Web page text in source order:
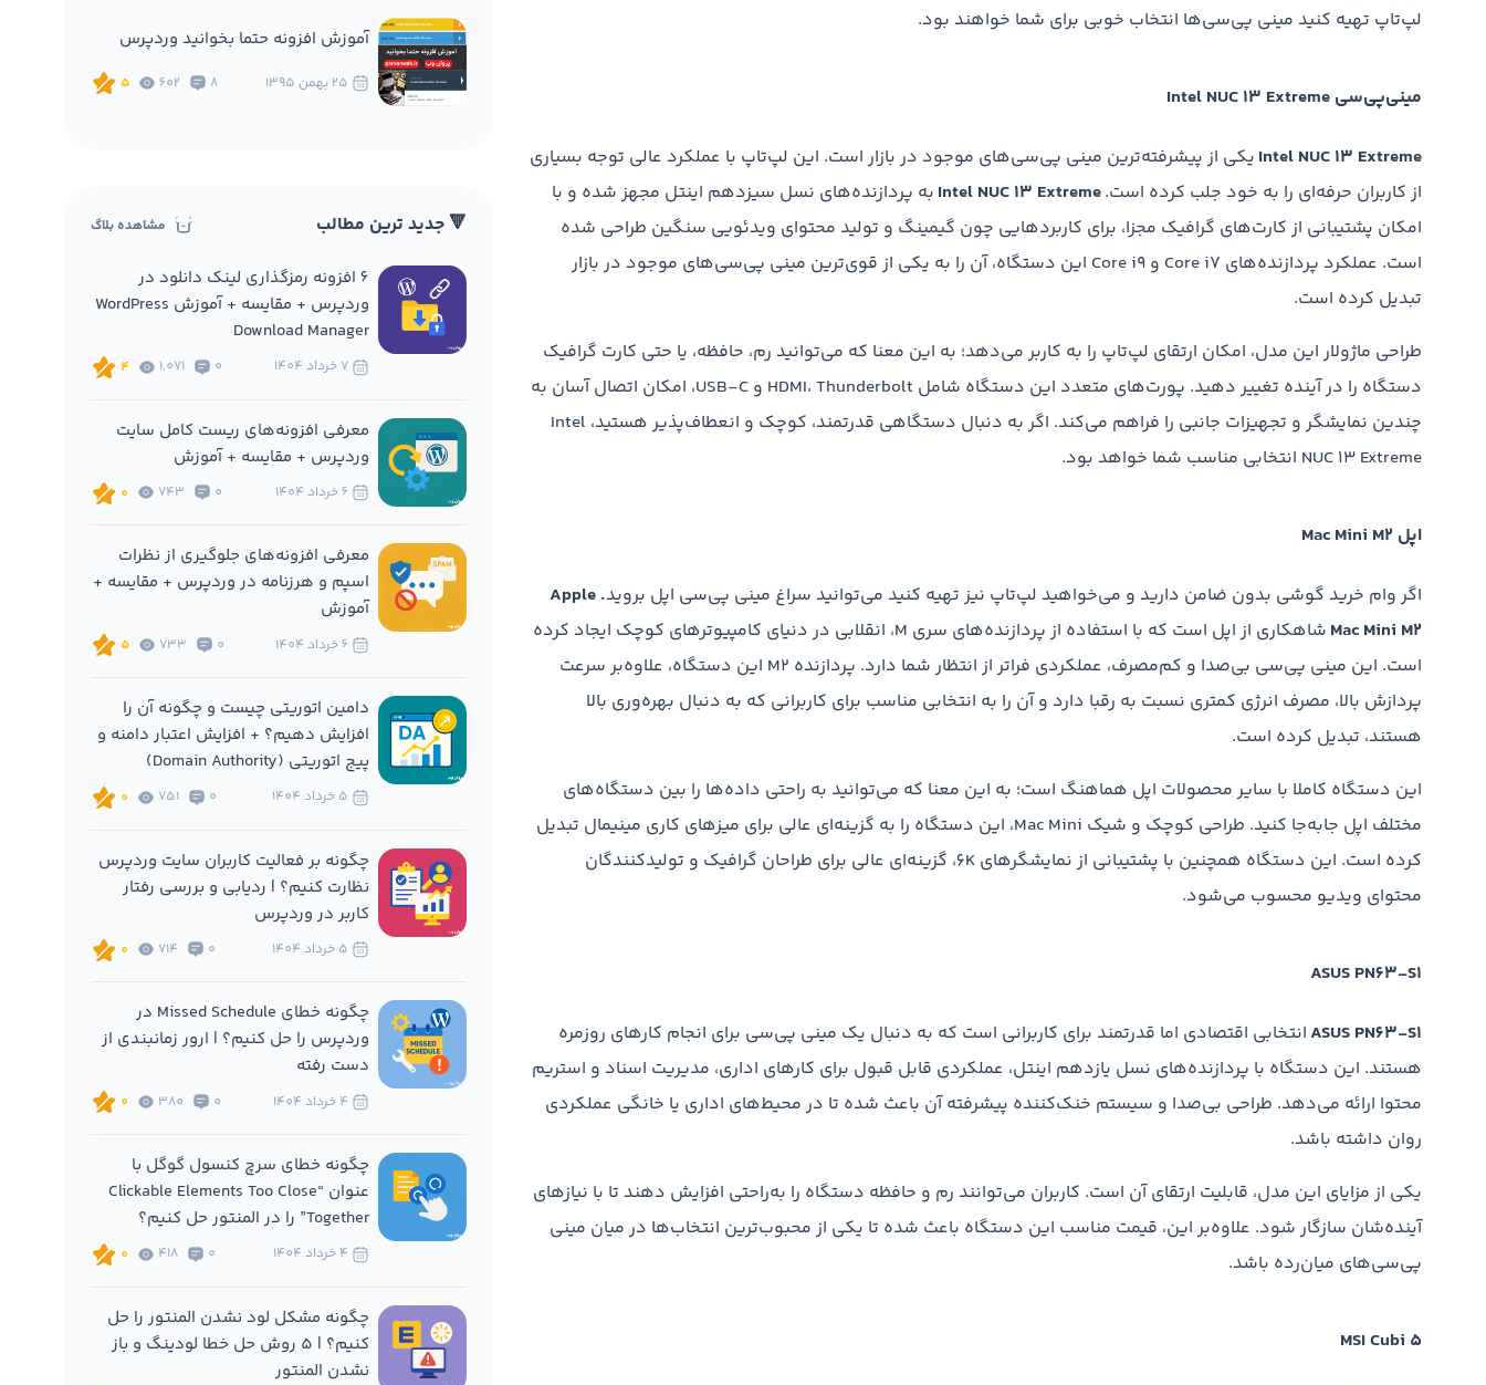
لپ‌تاپ تهیه کنید مینی پی‌سی‌ها انتخاب خوبی برای شما خواهند بود.
مینی‌پی‌سی Intel NUC 13 Extreme
Intel NUC 13 Extreme یکی از پیشرفته‌ترین مینی پی‌سی‌های موجود در بازار است. این لپ‌تاپ با عملکرد عالی توجه بسیاری
از کاربران حرفه‌ای را به خود جلب کرده است.Intel NUC 13 Extreme به پردازنده‌های نسل سیزدهم اینتل مجهز شده و با
امکان پشتیبانی از کارت‌های گرافیک مجزا، برای کاربردهایی چون گیمینگ و تولید محتوای ویدئویی سنگین طراحی شده
است. عملکرد پردازنده‌های Core i7 و Core i9 این دستگاه، آن را به یکی از قوی‌ترین مینی پی‌سی‌های موجود در بازار
تبدیل کرده است.
طراحی ماژولار این مدل، امکان ارتقای لپ‌تاپ را به کاربر می‌دهد؛ به این معنا که می‌توانید رم، حافظه، یا حتی کارت گرافیک
دستگاه را در آینده تغییر دهید. پورت‌های متعدد این دستگاه شامل HDMI، Thunderbolt و USB-C، امکان اتصال آسان به
چندین نمایشگر و تجهیزات جانبی را فراهم می‌کند. اگر به دنبال دستگاهی قدرتمند، کوچک و انعطاف‌پذیر هستید، Intel
NUC 13 Extreme انتخابی مناسب شما خواهد بود.
اپل Mac Mini M2
اگر وام خرید گوشی بدون ضامن دارید و می‌خواهید لپ‌تاپ نیز تهیه کنید می‌توانید سراغ مینی پی‌سی اپل بروید . Apple
Mac Mini M2
شاهکاری از اپل است که با استفاده از پردازنده‌های سری M، انقلابی در دنیای کامپیوترهای کوچک ایجاد کرده
است. این مینی پی‌سی بی‌صدا و کم‌مصرف، عملکردی فراتر از انتظار شما دارد. پردازنده M2 این دستگاه، علاوه‌بر سرعت
پردازش بالا، مصرف انرژی کمتری نسبت به رقبا دارد و آن را به انتخابی مناسب برای کاربرانی که به دنبال بهره‌وری بالا
هستند، تبدیل کرده است.
این دستگاه کاملا با سایر محصولات اپل هماهنگ است؛ به این معنا که می‌توانید به راحتی داده‌ها را بین دستگاه‌های
مختلف اپل جابه‌جا کنید. طراحی کوچک و شیک Mac Mini، این دستگاه را به گزینه‌ای عالی برای میزهای کاری مینیمال تبدیل
کرده است. این دستگاه همچنین با پشتیبانی از نمایشگرهای 6K، گزینه‌ای عالی برای طراحان گرافیک و تولیدکنندگان
محتوای ویدیو محسوب می‌شود.
ASUS PN63-S1
ASUS PN63-S1 انتخابی اقتصادی اما قدرتمند برای کاربرانی است که به دنبال یک مینی پی‌سی برای انجام کارهای روزمره
هستند. این دستگاه با پردازنده‌های نسل یازدهم اینتل، عملکردی قابل قبول برای کارهای اداری، مدیریت اسناد و استریم
محتوا ارائه می‌دهد. طراحی بی‌صدا و سیستم خنک‌کننده پیشرفته آن باعث شده تا در محیط‌های اداری یا خانگی عملکردی
روان داشته باشد.
یکی از مزایای این مدل، قابلیت ارتقای آن است. کاربران می‌توانند رم و حافظه دستگاه را به‌راحتی افزایش دهند تا با نیازهای
آینده‌شان سازگار شود. علاوه‌بر این، قیمت مناسب این دستگاه باعث شده تا یکی از محبوب‌ترین انتخاب‌ها در میان مینی
پی‌سی‌های میان‌رده باشد.
MSI Cubi 5
آموزش افزونه حتما بخوانید وردپرس
8
602
5
🔻 جدید ترین مطالب مشاهده بلاگ
6 افزونه‌ رمزگذاری لینک دانلود در
وردپرس + مقایسه + آموزش WordPress
Download Manager
0
1,071
4
معرفی افزونه‌های ریست کامل سایت
وردپرس + مقایسه + آموزش
0
743
0
معرفی افزونه‌های جلوگیری از نظرات
اسپم و هرزنامه در وردپرس + مقایسه +
آموزش
0
733
5
دامین اتوریتی چیست و چگونه آن را
افزایش دهیم؟ + افزایش اعتبار دامنه و
پیج اتوریتی (Domain Authority)
0
751
0
چگونه بر فعالیت کاربران سایت وردپرس
نظارت کنیم؟ | ردیابی و بررسی رفتار
کاربر در وردپرس
0
714
0
چگونه خطای Missed Schedule در
وردپرس را حل کنیم؟ | ارور زمانبندی از
دست رفته
0
380
0
چگونه خطای سرچ کنسول گوگل با
عنوان “Clickable Elements Too Close
Together” را در المنتور حل کنیم؟
0
418
0
چگونه مشکل لود نشدن المنتور را حل
کنیم؟ | 5 روش حل خطا لودینگ و باز
نشدن المنتور